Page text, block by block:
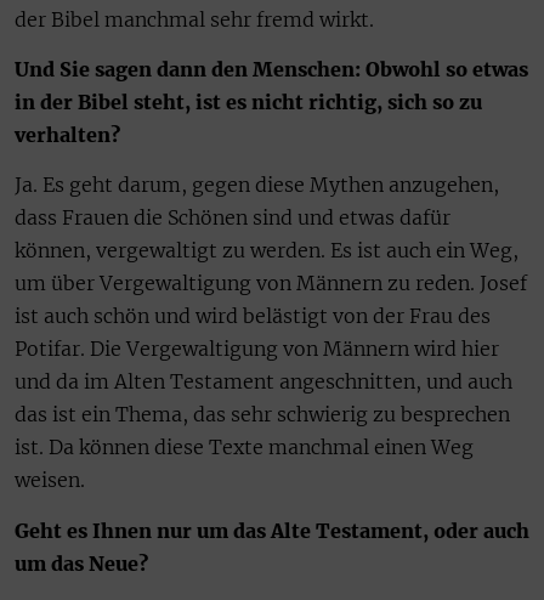
der Bibel manchmal sehr fremd wirkt.
Und Sie sagen dann den Menschen: Obwohl so etwas
in der Bibel steht, ist es nicht richtig, sich so zu
verhalten?
Ja. Es geht darum, gegen diese Mythen anzugehen,
dass Frauen die Schönen sind und etwas dafür
können, vergewaltigt zu werden. Es ist auch ein Weg,
um über Vergewaltigung von Männern zu reden. Josef
ist auch schön und wird belästigt von der Frau des
Potifar. Die Vergewaltigung von Männern wird hier
und da im Alten Testament angeschnitten, und auch
das ist ein Thema, das sehr schwierig zu besprechen
ist. Da können diese Texte manchmal einen Weg
weisen.
Geht es Ihnen nur um das Alte Testament, oder auch
um das Neue?